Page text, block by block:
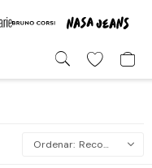
Recomendados